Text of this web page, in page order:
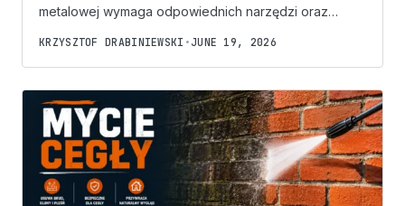
metalowej wymaga odpowiednich narzędzi oraz…
KRZYSZTOF DRABINIEWSKI • JUNE 19, 2026